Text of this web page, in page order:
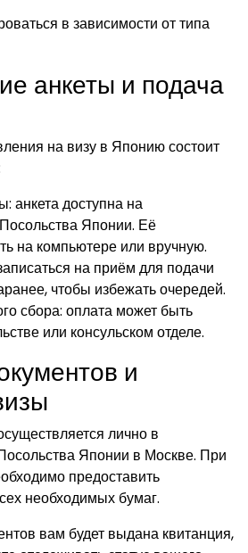
в зависимости от типа
анкеты и подача
на визу в Японию состоит
анкета доступна на
Японии. Её
на компьютере или вручную.
на приём для подачи
чтобы избежать очередей.
сбора: оплата может быть
или консульском отделе.
и
лично в
Японии в Москве. При
предоставить
необходимых бумаг.
вам будет выдана квитанция,